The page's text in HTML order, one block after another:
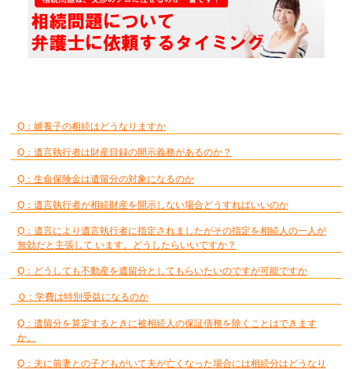
Q：婿養子の相続はどうなりますか
Q：遺言執行者は財産目録の開示義務があるのか？
Q：生命保険金は遺留分の対象になるのか
Q：遺言執行者が相続財産を開示しない場合どうすればいいのか
Q：遺言により遺言執行者に指定されましたがその指定を相続人の一人が
無効だと主張して います。どうしたらいいですか？
Q：どうしても不動産を遺留分としてもらいたいのですが可能ですか
Ｑ：学費は特別受益になるのか
Q：遺留分を算定するときに被相続人の保証債務を除くことはできます
か。
Q：夫に前妻との子どもがいて夫が亡くなった場合には相続分はどうなり